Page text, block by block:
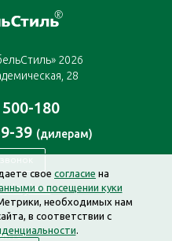
2026
28
180
39 (дилерам)
—
свое согласие на
о посещении куки
необходимых нам
в соответствии с
.